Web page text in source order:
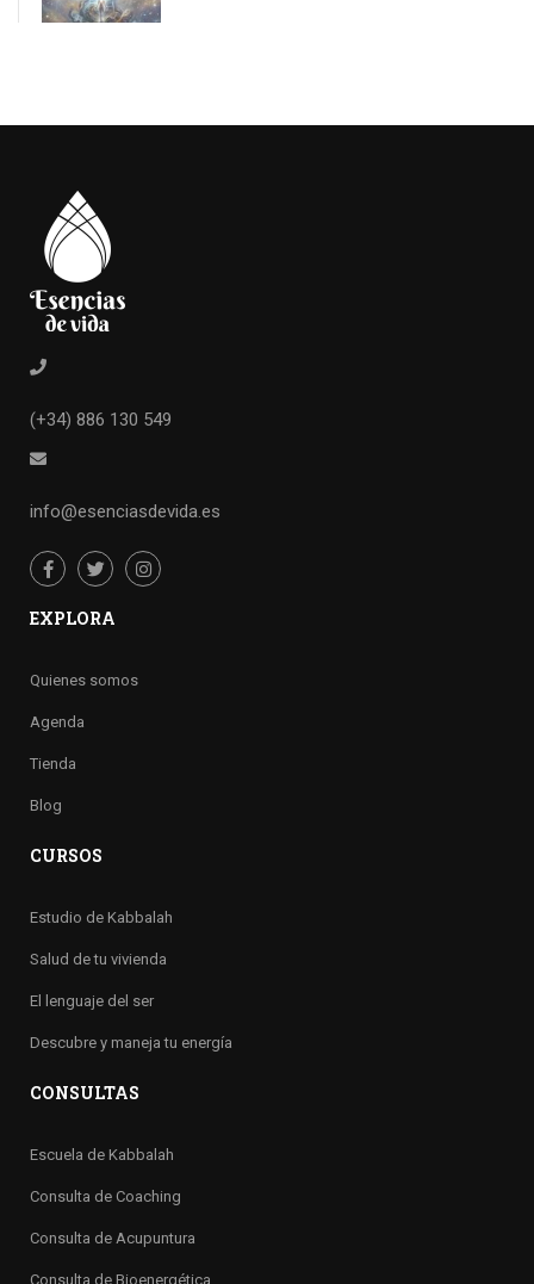
(+34) 886 130 549
info@esenciasdevida.es
EXPLORA
Quienes somos
Agenda
Tienda
Blog
CURSOS
Estudio de Kabbalah
Salud de tu vivienda
El lenguaje del ser
Descubre y maneja tu energía
CONSULTAS
Escuela de Kabbalah
Consulta de Coaching
Consulta de Acupuntura
Consulta de Bioenergética